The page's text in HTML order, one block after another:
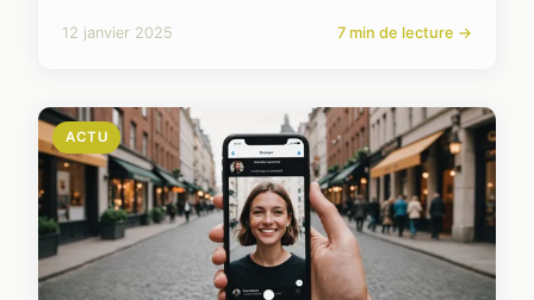
12 janvier 2025 7 min de lecture →
ACTU